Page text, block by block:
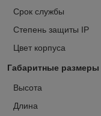
Срок службы
Степень защиты IP
Цвет корпуса
Габаритные размеры
Высота
Длина